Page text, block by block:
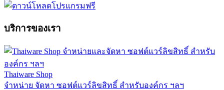
บริการของเรา
Thaiware Shop
จำหน่าย จัดหา ซอฟต์แวร์ลิขสิทธิ์ สำหรับองค์กร ฯลฯ